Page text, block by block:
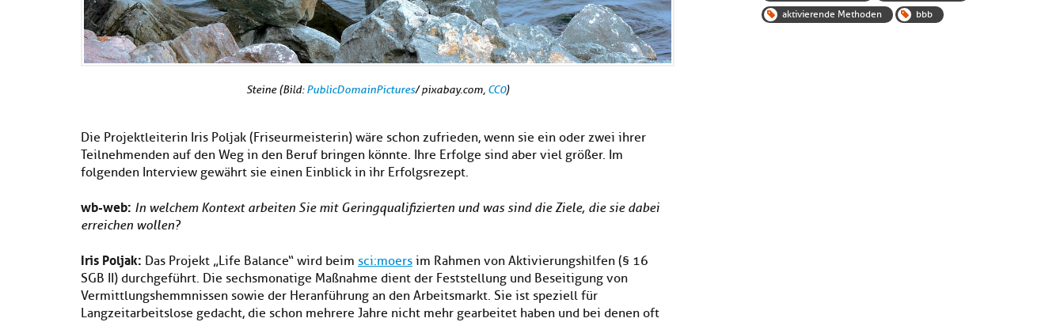
Steine (Bild:PublicDomainPictures/ pixabay.com, CC0)
Die Projektleiterin Iris Poljak (Friseurmeisterin) wäre schon zufrieden, wenn sie ein oder zwei ihrer
Teilnehmenden auf den Weg in den Beruf bringen könnte. Ihre Erfolge sind aber viel größer. Im
folgenden Interview gewährt sie einen Einblick in ihr Erfolgsrezept.
wb-web: In welchem Kontext arbeiten Sie mit Geringqualifizierten und was sind die Ziele, die sie dabei
erreichen wollen?
Iris Poljak: Das Projekt „Life Balance“ wird beim sci:moers im Rahmen von Aktivierungshilfen (§ 16
SGB II) durchgeführt. Die sechsmonatige Maßnahme dient der Feststellung und Beseitigung von
Vermittlungshemmnissen sowie der Heranführung an den Arbeitsmarkt. Sie ist speziell für
Langzeitarbeitslose gedacht, die schon mehrere Jahre nicht mehr gearbeitet haben und bei denen oft
aktivierende Methoden
bbb